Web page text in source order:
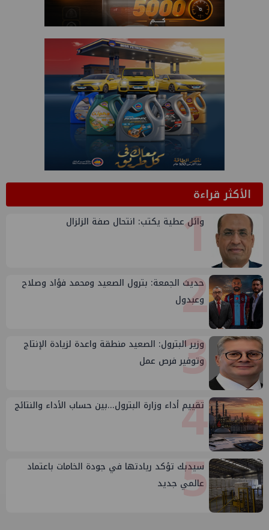
الأكثر قراءة1
وائل عطية يكتب: انتحال صفة الزلزال
2
حديث الجمعة: بترول الصعيد ومحمد فؤاد وصلاح
وعبدول
3
وزير البترول: الصعيد منطقة واعدة لزيادة الإنتاج
وتوفير فرص عمل
4
تقييم أداء وزارة البترول...بين حساب الأداء والنتائج
5
سيدبك تؤكد ريادتها في جودة الخامات باعتماد
عالمي جديد